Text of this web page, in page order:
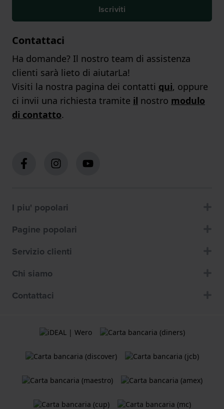
Iscriviti
Contattaci
Ha domande? Il nostro team di assistenza
clienti sarà lieto di aiutarLa!
Visiti la nostra pagina dei contatti qui, oppure
ci invii una richiesta tramite il nostro modulo
di contatto.
I piu' popolari
Pagine popolari
Servizio clienti
Chi siamo
Contattaci